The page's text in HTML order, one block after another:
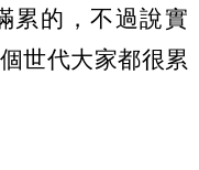
累的，不過說實
世代大家都很累